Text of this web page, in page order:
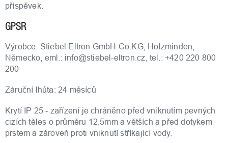
příspěvek.
GPSR
Výrobce: Stiebel Eltron GmbH Co.KG, Holzminden,
Německo, eml.: info@stiebel-eltron.cz, tel.: +420 220 800
200
Záruční lhůta: 24 měsíců
Krytí IP 25 - zařízení je chráněno před vniknutím pevných
cizích těles o průměru 12,5mm a větších a před dotykem
prstem a zároveň proti vniknutí stříkající vody.